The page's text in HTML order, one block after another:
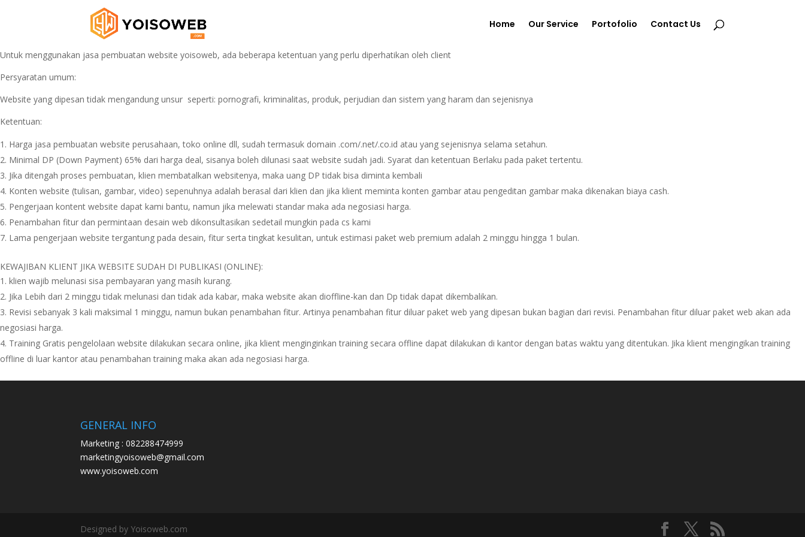
Home Our Service Portofolio Contact Us
Untuk menggunakan jasa pembuatan website yoisoweb, ada beberapa ketentuan yang perlu diperhatikan oleh client
Persyaratan umum:
Website yang dipesan tidak mengandung unsur seperti: pornografi, kriminalitas, produk, perjudian dan sistem yang haram dan sejenisnya
Ketentuan:
Harga jasa pembuatan website perusahaan, toko online dll, sudah termasuk domain .com/.net/.co.id atau yang sejenisnya selama setahun.
Minimal DP (Down Payment) 65% dari harga deal, sisanya boleh dilunasi saat website sudah jadi. Syarat dan ketentuan Berlaku pada paket tertentu.
Jika ditengah proses pembuatan, klien membatalkan websitenya, maka uang DP tidak bisa diminta kembali
Konten website (tulisan, gambar, video) sepenuhnya adalah berasal dari klien dan jika klient meminta konten gambar atau pengeditan gambar maka dikenakan biaya cash.
Pengerjaan kontent website dapat kami bantu, namun jika melewati standar maka ada negosiasi harga.
Penambahan fitur dan permintaan desain web dikonsultasikan sedetail mungkin pada cs kami
Lama pengerjaan website tergantung pada desain, fitur serta tingkat kesulitan, untuk estimasi paket web premium adalah 2 minggu hingga 1 bulan.
KEWAJIBAN KLIENT JIKA WEBSITE SUDAH DI PUBLIKASI (ONLINE):
klien wajib melunasi sisa pembayaran yang masih kurang.
Jika Lebih dari 2 minggu tidak melunasi dan tidak ada kabar, maka website akan dioffline-kan dan Dp tidak dapat dikembalikan.
Revisi sebanyak 3 kali maksimal 1 minggu, namun bukan penambahan fitur. Artinya penambahan fitur diluar paket web yang dipesan bukan bagian dari revisi. Penambahan fitur diluar paket web akan ada
negosiasi harga.
Training Gratis pengelolaan website dilakukan secara online, jika klient menginginkan training secara offline dapat dilakukan di kantor dengan batas waktu yang ditentukan. Jika klient mengingikan training
offline di luar kantor atau penambahan training maka akan ada negosiasi harga.
GENERAL INFO
Marketing : 082288474999
marketingyoisoweb@gmail.com
www.yoisoweb.com
Designed by Yoisoweb.com